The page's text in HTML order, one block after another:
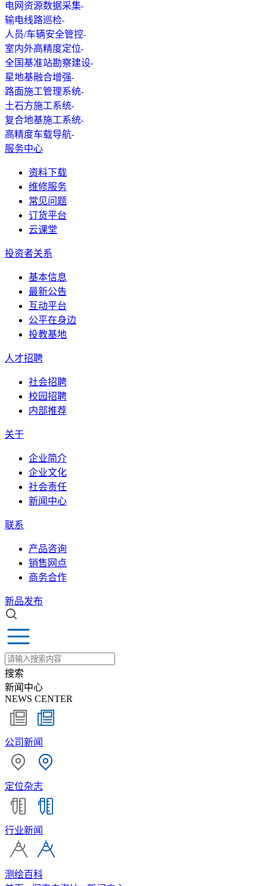
电网资源数据采集
输电线路巡检
人员/车辆安全管控
室内外高精度定位
全国基准站勘察建设
星地基融合增强
路面施工管理系统
土石方施工系统
复合地基施工系统
高精度车载导航
服务中心
资料下载
维修服务
常见问题
订货平台
云课堂
投资者关系
基本信息
最新公告
互动平台
公平在身边
投教基地
人才招聘
社会招聘
校园招聘
内部推荐
关于
企业简介
企业文化
社会责任
新闻中心
联系
产品咨询
销售网点
商务合作
新品发布
搜索
新闻中心
NEWS CENTER
公司新闻
定位杂志
行业新闻
测绘百科